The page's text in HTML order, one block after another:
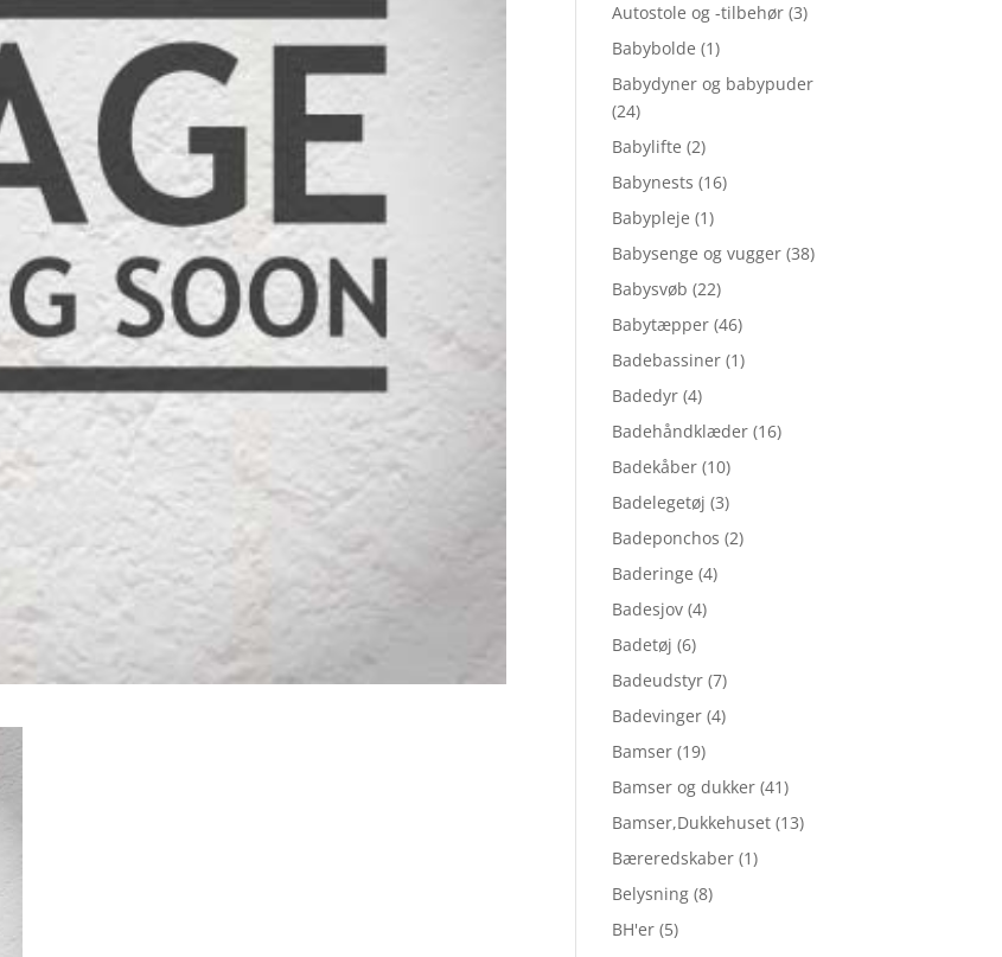
Autostole og -tilbehør (3)
Babybolde (1)
Babydyner og babypuder
(24)
Babylifte (2)
Babynests (16)
Babypleje (1)
Babysenge og vugger (38)
Babysvøb (22)
Babytæpper (46)
Badebassiner (1)
Badedyr (4)
Badehåndklæder (16)
Badekåber (10)
Badelegetøj (3)
Badeponchos (2)
Baderinge (4)
Badesjov (4)
Badetøj (6)
Badeudstyr (7)
Badevinger (4)
Bamser (19)
Bamser og dukker (41)
Bamser,Dukkehuset (13)
Bæreredskaber (1)
Belysning (8)
BH'er (5)